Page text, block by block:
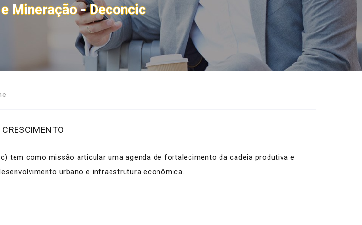
Mineração - Deconcic
CRESCIMENTO
tem como missão articular uma agenda de fortalecimento da cadeia produtiva e
urbano e infraestrutura econômica.